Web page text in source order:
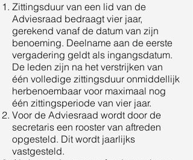
Zittingsduur van een lid van de
Adviesraad bedraagt vier jaar,
gerekend vanaf de datum van zijn
benoeming. Deelname aan de eerste
vergadering geldt als ingangsdatum.
De leden zijn na het verstrijken van
één volledige zittingsduur onmiddellijk
herbenoembaar voor maximaal nog
één zittingsperiode van vier jaar.
Voor de Adviesraad wordt door de
secretaris een rooster van aftreden
opgesteld. Dit wordt jaarlijks
vastgesteld.